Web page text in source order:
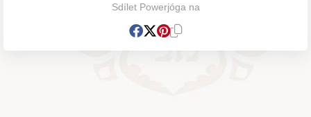
Sdílet Powerjóga na